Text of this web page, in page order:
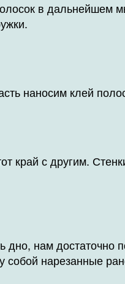
в дальнейшем
наносим клей
край с другим.
дно, нам достаточно
собой нарезанные